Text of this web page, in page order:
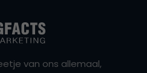
van ons allemaal,